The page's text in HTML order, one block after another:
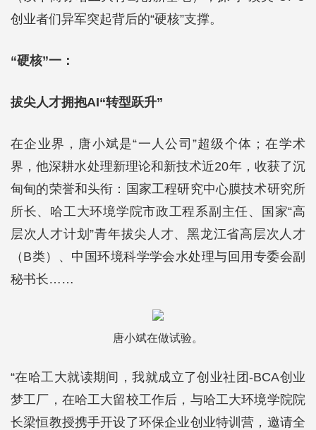
创业者们异军突起背后的“硬核”支撑。
“硬核”一：
拔尖人才拥抱AI“转型跃升”
在企业界，唐小斌是“一人公司”超级个体；在学术
界，他深耕水处理新理论和新技术近20年，收获了沉
甸甸的荣誉和头衔：国家工程研究中心膜技术研究所
所长、哈工大环境学院市政工程系副主任、国家“高
层次人才计划”青年拔尖人才、黑龙江省高层次人才
（B类）、中国环境科学学会水处理与回用专委会副
秘书长……
唐小斌在做试验。
“在哈工大就读期间，我就成立了创业社团-BCA创业
梦工厂，在哈工大留校工作后，与哈工大环境学院院
长梁恒教授携手开设了环保企业创业特训营，邀请全